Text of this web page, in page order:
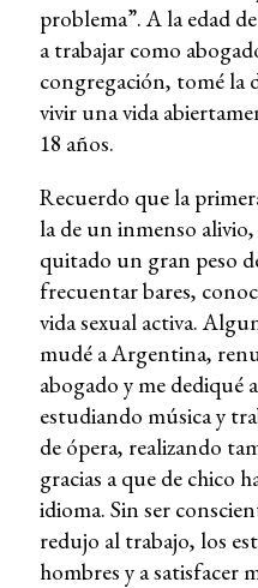
problema”. A la edad
a trabajar como
congregación, tomé la
vivir una vida
18 años.
Recuerdo que la
la de un inmenso
quitado un gran peso
frecuentar bares,
vida sexual activa.
mudé a Argentina,
abogado y me dediqué
estudiando música y
de ópera, realizando
gracias a que de chico
idioma. Sin ser
redujo al trabajo, los
hombres y a satisfacer